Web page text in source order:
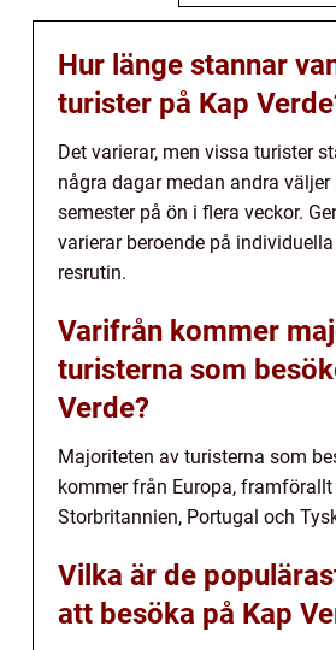
Hur länge stannar
turister på Kap
Det varierar, men vissa turister
några dagar medan andra
semester på ön i flera veckor.
varierar beroende på
resrutin.
Varifrån kommer
turisterna som
Verde?
Majoriteten av turisterna som
kommer från Europa,
Storbritannien, Portugal och
Vilka är de
att besöka på Kap